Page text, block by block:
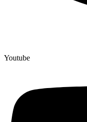
Youtube